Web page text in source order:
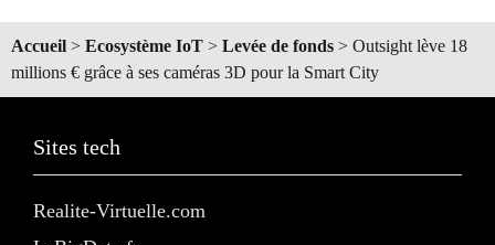
Accueil > Ecosystème IoT > Levée de fonds > Outsight lève 18
millions € grâce à ses caméras 3D pour la Smart City
Sites tech
Realite-Virtuelle.com